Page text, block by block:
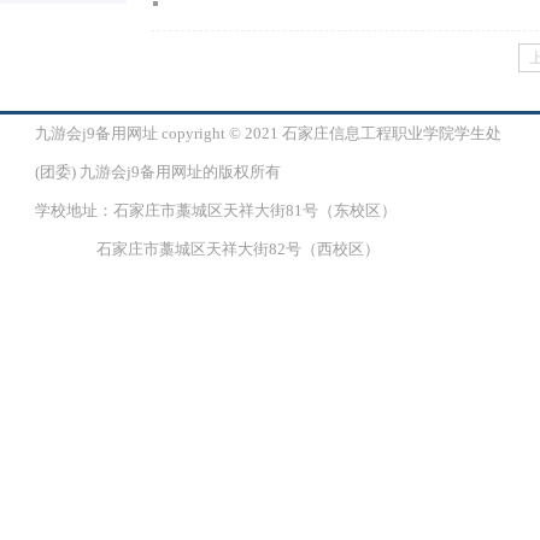
九游会j9备用网址 copyright © 2021 石家庄信息工程职业学院学生处
(团委) 九游会j9备用网址的版权所有
学校地址：石家庄市藁城区天祥大街81号（东校区）
石家庄市藁城区天祥大街82号（西校区）